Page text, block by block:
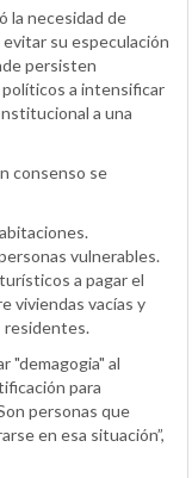
la necesidad de
su especulación
persisten
a intensificar
a una
consenso se
vulnerables.
a pagar el
viviendas vacías y
residentes.
"demagogia" al
para
personas que
en esa situación”,